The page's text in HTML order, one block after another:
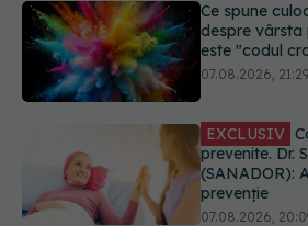
EXCLUSIV
prevenite. Dr.
(SANADOR):
prevenție
Testul din
indica riscul
07.08.2026,